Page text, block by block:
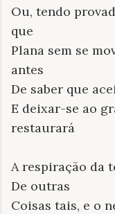
Ou, tendo
que
Plana sem se
antes
De saber que
E deixar-se ao
restaurará
A respiração da
De outras
Coisas tais, e o